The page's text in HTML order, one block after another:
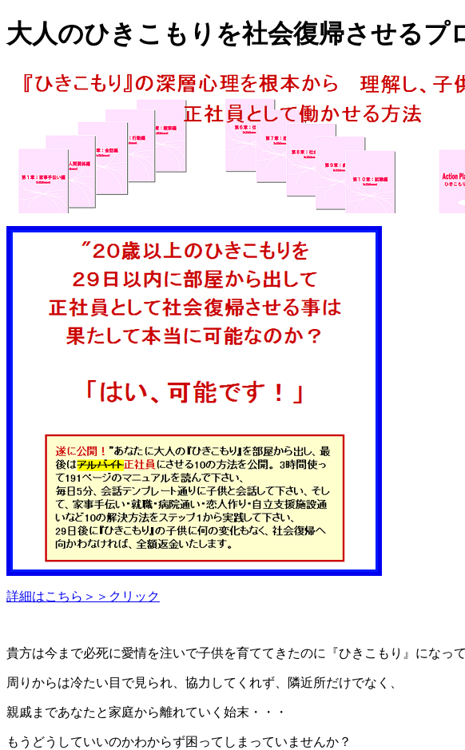
大人のひきこもりを社会復帰させる
詳細はこちら＞＞クリック
貴方は今まで必死に愛情を注いで子供を育ててきたのに『ひきこもり』になっ
周りからは冷たい目で見られ、協力してくれず、隣近所だけでなく、
親戚まであなたと家庭から離れていく始末・・・
もうどうしていいのかわからず困ってしまっていませんか？